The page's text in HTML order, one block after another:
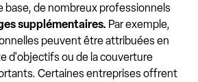
base, de nombreux professionnels
supplémentaires. Par exemple,
peuvent être attribuées en
d'objectifs ou de la couverture
Certaines entreprises offrent